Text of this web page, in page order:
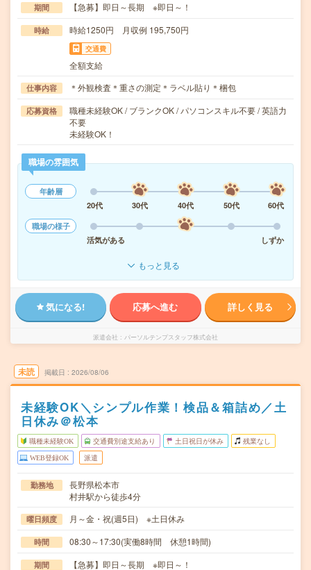
期間 【急募】即日～長期 ※即日～！
時給 時給1250円 月収例 195,750円
交通費
全額支給
仕事内容 ＊外観検査＊重さの測定＊ラベル貼り＊梱包
応募資格
職種未経験OK / ブランクOK / パソコンスキル不要 / 英語力
不要
未経験OK！
職場の雰囲気
年齢層
20代
30代 40代 50代
60代
職場の様子
活気がある
しずか
もっと見る
気になる! 応募へ進む 詳しく見る
派遣会社 パーソルテンプスタッフ株式会社
未読 掲載日 2026/08/06
未経験OK＼シンプル作業！検品＆箱詰め／土
日休み＠松本
職種未経験OK 交通費別途支給あり 土日祝日が休み 残業なし
WEB登録OK 派遣
勤務地
長野県松本市
村井駅から徒歩4分
曜日頻度 月～金・祝(週5日) ※土日休み
時間 08:30～17:30(実働8時間 休憩1時間)
期間 【急募】即日～長期 ※即日～！